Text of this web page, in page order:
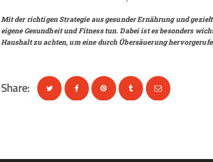
Mit der richtigen Strategie aus gesunder Ernährung und
eigene Gesundheit und Fitness tun. Dabei ist es besonders
Haushalt zu achten, um eine durch Übersäuerung
Share: